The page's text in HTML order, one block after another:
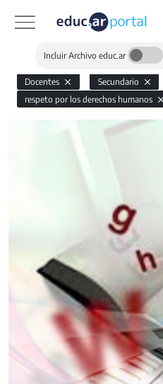
Incluir Archivo educ.ar
Docentes Secundario
respeto por los derechos humanos